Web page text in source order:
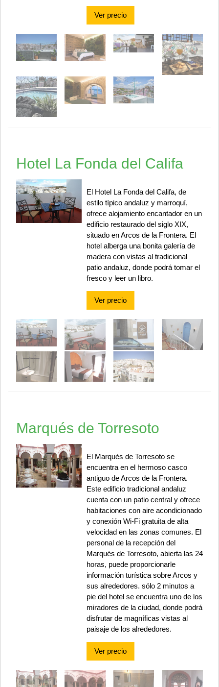
Ver precio
Hotel La Fonda del Califa
El Hotel La Fonda del Califa, de
estilo típico andaluz y marroquí,
ofrece alojamiento encantador en un
edificio restaurado del siglo XIX,
situado en Arcos de la Frontera. El
hotel alberga una bonita galería de
madera con vistas al tradicional
patio andaluz, donde podrá tomar el
fresco y leer un libro.
Ver precio
Marqués de Torresoto
El Marqués de Torresoto se
encuentra en el hermoso casco
antiguo de Arcos de la Frontera.
Este edificio tradicional andaluz
cuenta con un patio central y ofrece
habitaciones con aire acondicionado
y conexión Wi-Fi gratuita de alta
velocidad en las zonas comunes. El
personal de la recepción del
Marqués de Torresoto, abierta las 24
horas, puede proporcionarle
información turística sobre Arcos y
sus alrededores. sólo 2 minutos a
pie del hotel se encuentra uno de los
miradores de la ciudad, donde podrá
disfrutar de magníficas vistas al
paisaje de los alrededores.
Ver precio